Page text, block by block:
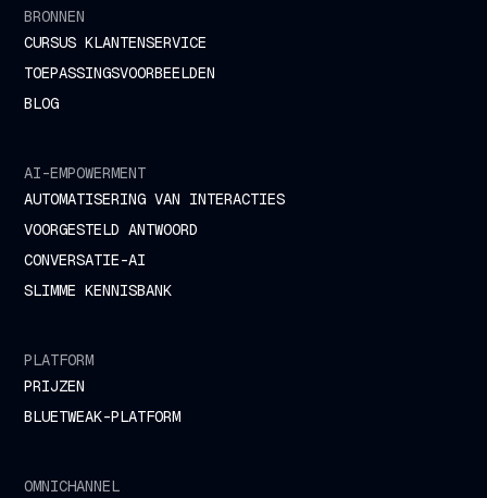
BRONNEN
CURSUS KLANTENSERVICE
TOEPASSINGSVOORBEELDEN
BLOG
AI-EMPOWERMENT
AUTOMATISERING VAN INTERACTIES
VOORGESTELD ANTWOORD
CONVERSATIE-AI
SLIMME KENNISBANK
PLATFORM
PRIJZEN
BLUETWEAK-PLATFORM
OMNICHANNEL